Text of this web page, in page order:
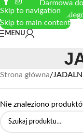
Skip to navigation
Skip to main content
Darmowa
MENU
Strona główna/
Nie znaleziono